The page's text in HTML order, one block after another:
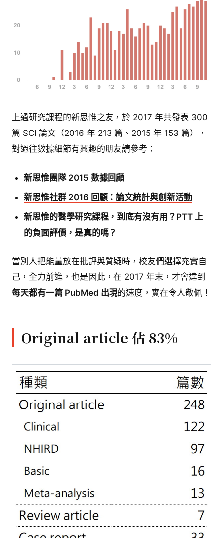
上過研究課程的新思惟之友，於 2017 年共發表 300
篇 SCI 論文（2016 年 213 篇、2015 年 153 篇），
對過往數據細節有興趣的朋友請參考：
新思惟團隊 2015 數據回顧
新思惟社群 2016 回顧：論文統計與創新活動
新思惟的醫學研究課程，到底有沒有用？PTT 上
的負面評價，是真的嗎？
當別人把能量放在批評與質疑時，校友們選擇充實自
己，全力前進，也是因此，在 2017 年末，才會達到
每天都有一篇 PubMed 出現的速度，實在令人敬佩！
Original article 佔 83%